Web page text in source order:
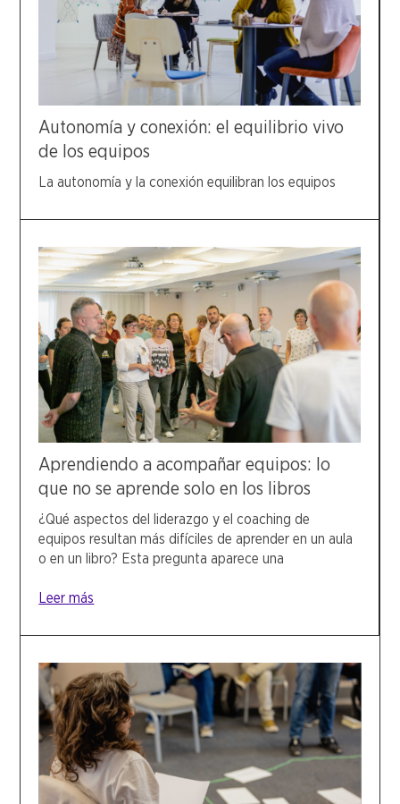
Autonomía y conexión: el equilibrio vivo
de los equipos
La autonomía y la conexión equilibran los equipos
Aprendiendo a acompañar equipos: lo
que no se aprende solo en los libros
¿Qué aspectos del liderazgo y el coaching de
equipos resultan más difíciles de aprender en un aula
o en un libro? Esta pregunta aparece una
Leer más